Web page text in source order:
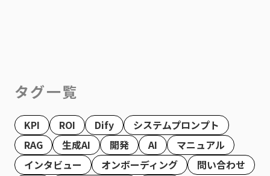
タグ一覧
KPI ROI Dify
システムプロンプト
RAG
生成AI 開発 AI
マニュアル
インタビュー
オンボーディング
問い合わせ